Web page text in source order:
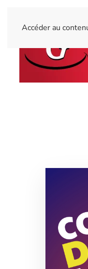
Accéder au